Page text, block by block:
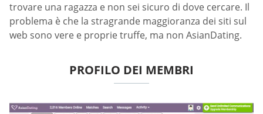
trovare una ragazza e non sei sicuro di dove cercare. Il
problema è che la stragrande maggioranza dei siti sul
web sono vere e proprie truffe, ma non AsianDating.
PROFILO DEI MEMBRI